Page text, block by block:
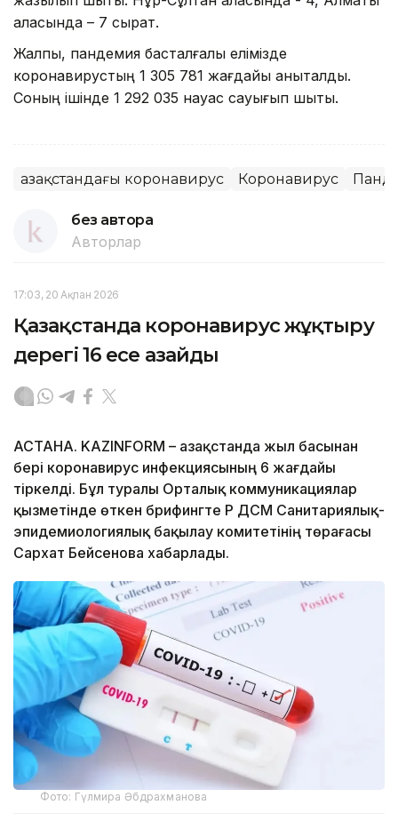
қаласында – 7 сырқат.
Жалпы, пандемия басталғалы елімізде
коронавирустың 1 305 781 жағдайы анықталды.
Соның ішінде 1 292 035 науқас сауығып шықты.
Қазақстандағы коронавирус Коронавирус
без автора
Авторлар
17:03, 20 Ақпан 2026
Қазақстанда коронавирус жұқтыру
дерегі 16 есе азайды
АСТАНА. KAZINFORM – Қазақстанда жыл басынан
бері коронавирус инфекциясының 6 жағдайы
тіркелді. Бұл туралы Орталық коммуникациялар
қызметінде өткен брифингте ҚР ДСМ Санитариялық-
эпидемиологиялық бақылау комитетінің төрағасы
Сархат Бейсенова хабарлады.
Фото: Гүлмира Әбдрахманова